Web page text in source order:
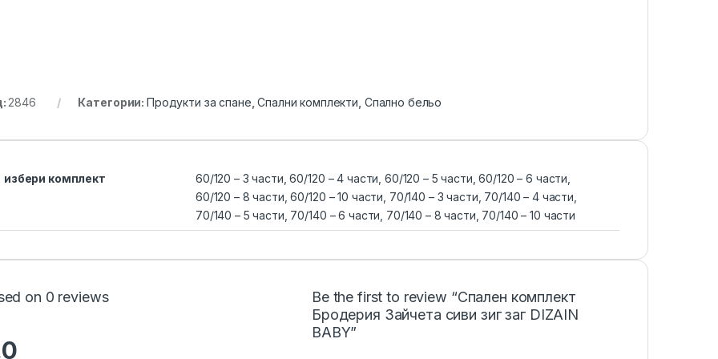
2846 Категории: Продукти за спане ,Спални комплекти Спално бельо
избери комплект
60/120 – 3 части, 60/120 – 4 части, 60/120 – 5 части, 60/120 – 6 части,
60/120 – 8 части, 60/120 – 10 части, 70/140 – 3 части, 70/140 – 4 части,
70/140 – 5 части, 70/140 – 6 части, 70/140 – 8 части, 70/140 – 10 части
on 0 reviews
Be the first to review “Спален комплект
Бродерия Зайчета сиви зиг заг DIZAIN
BABY”